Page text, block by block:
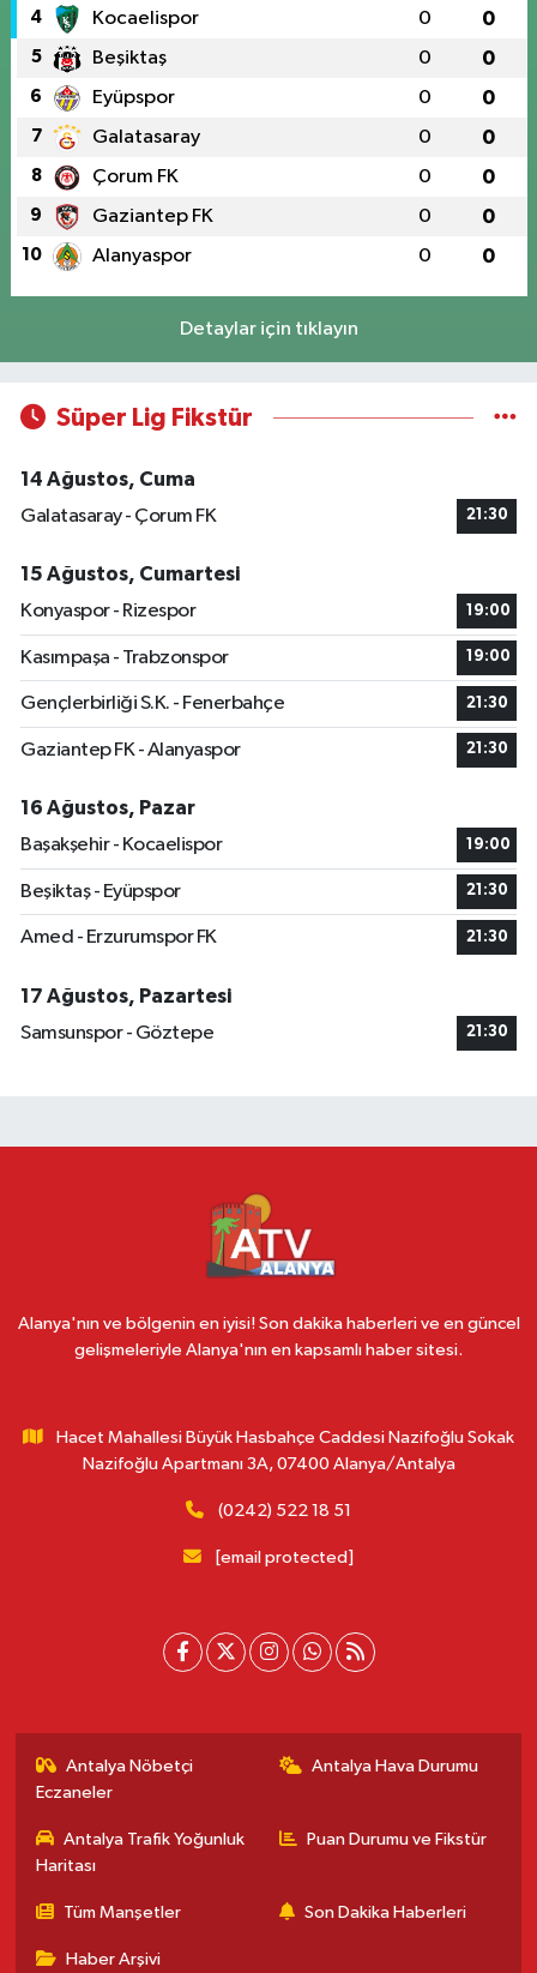
4 Kocaelispor 0 0
5 Beşiktaş 0 0
6 Eyüpspor 0 0
7 Galatasaray 0 0
8 Çorum FK 0 0
9 Gaziantep FK 0 0
10 Alanyaspor 0 0
Detaylar için tıklayın
Süper Lig Fikstür
14 Ağustos, Cuma
Galatasaray - Çorum FK
21:30
15 Ağustos, Cumartesi
Konyaspor - Rizespor
19:00
Kasımpaşa - Trabzonspor 19:00
Gençlerbirliği S.K. - Fenerbahçe 21:30
Gaziantep FK - Alanyaspor 21:30
16 Ağustos, Pazar
Başakşehir - Kocaelispor
19:00
Beşiktaş - Eyüpspor 21:30
Amed - Erzurumspor FK 21:30
17 Ağustos, Pazartesi
Samsunspor - Göztepe
21:30
Alanya'nın ve bölgenin en iyisi! Son dakika haberleri ve en güncel
gelişmeleriyle Alanya'nın en kapsamlı haber sitesi.
Hacet Mahallesi Büyük Hasbahçe Caddesi Nazifoğlu Sokak
Nazifoğlu Apartmanı 3A, 07400 Alanya/Antalya
(0242) 522 18 51
[email protected]
Antalya Nöbetçi
Eczaneler
Antalya Hava Durumu
Antalya Trafik Yoğunluk
Haritası
Puan Durumu ve Fikstür
Tüm Manşetler Son Dakika Haberleri
Haber Arşivi